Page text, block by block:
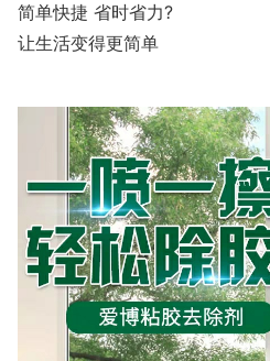
简单快捷 省时省力?
让生活变得更简单